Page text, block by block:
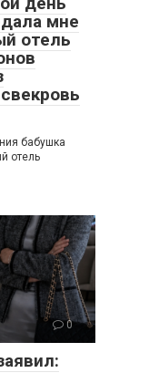
мне
отель
бабушка
отель
0